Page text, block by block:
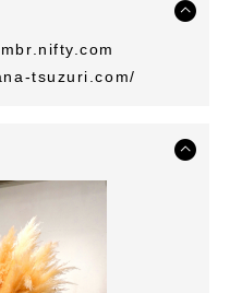
tsuzuri.com/